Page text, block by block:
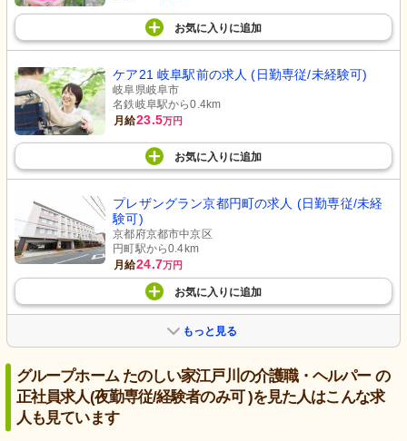
お気に入り に追加
ケア21 岐阜駅前の求人 (日勤専従/未経験可)
岐阜県岐阜市
名鉄岐阜駅から0.4km
月給23.5万円
お気に入り に追加
プレザングラン京都円町の求人 (日勤専従/未経
験可)
京都府京都市中京区
円町駅から0.4km
月給24.7万円
お気に入り に追加
もっと見る
グループホーム たのしい家江戸川の介護職・ヘルパー の
正社員求人(夜勤専従/経験者のみ可 )を見た人はこんな求
人も見ています